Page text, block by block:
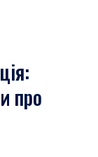
про